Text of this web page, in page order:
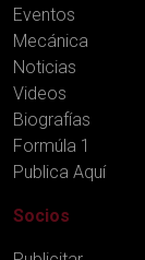
Eventos
Mecánica
Noticias
Videos
Biografías
Formúla 1
Publica Aquí
Socios